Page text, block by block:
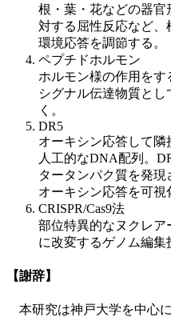
根・葉・花などの器官
対する屈性反応など、
環境応答を調節する。
ペプチドホルモン
ホルモン様の作用をす
シグナル伝達物質と
く。
DR5
オーキシン応答して
人工的なDNA配列。
タータンパク質を発
オーキシン応答を可視
CRISPR/Cas9法
部位特異的なヌクレア
に改変するゲノム編集
【謝辞】
本研究は神戸大学を中心